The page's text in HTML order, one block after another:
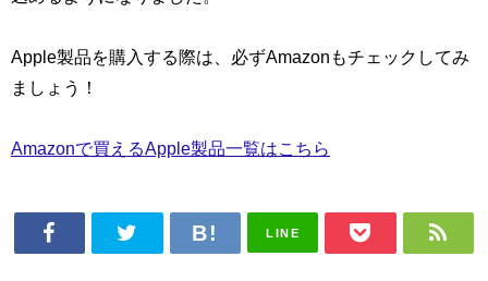
Apple製品を購入する際は、必ずAmazonもチェックしてみ
ましょう！
Amazonで買えるApple製品一覧はこちら
LINE